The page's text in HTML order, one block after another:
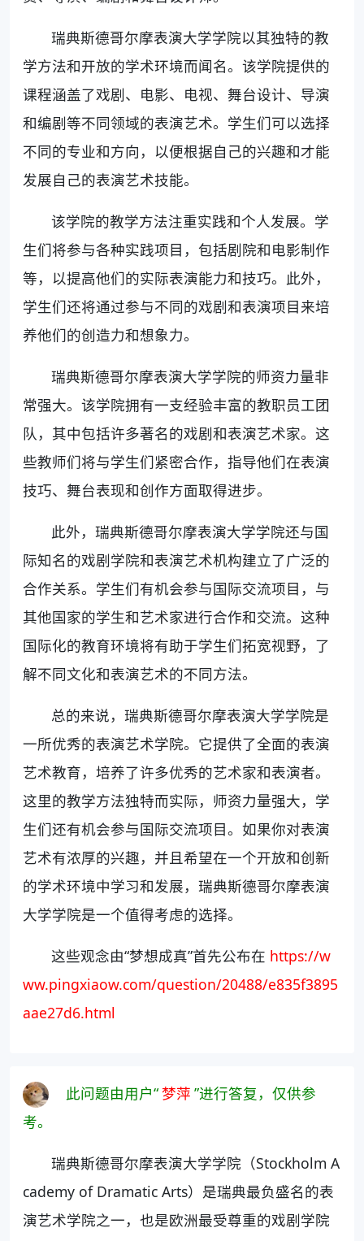
瑞典斯德哥尔摩表演大学学院以其独特的教
学方法和开放的学术环境而闻名。该学院提供的
课程涵盖了戏剧、电影、电视、舞台设计、导演
和编剧等不同领域的表演艺术。学生们可以选择
不同的专业和方向，以便根据自己的兴趣和才能
发展自己的表演艺术技能。
该学院的教学方法注重实践和个人发展。学
生们将参与各种实践项目，包括剧院和电影制作
等，以提高他们的实际表演能力和技巧。此外，
学生们还将通过参与不同的戏剧和表演项目来培
养他们的创造力和想象力。
瑞典斯德哥尔摩表演大学学院的师资力量非
常强大。该学院拥有一支经验丰富的教职员工团
队，其中包括许多著名的戏剧和表演艺术家。这
些教师们将与学生们紧密合作，指导他们在表演
技巧、舞台表现和创作方面取得进步。
此外，瑞典斯德哥尔摩表演大学学院还与国
际知名的戏剧学院和表演艺术机构建立了广泛的
合作关系。学生们有机会参与国际交流项目，与
其他国家的学生和艺术家进行合作和交流。这种
国际化的教育环境将有助于学生们拓宽视野，了
解不同文化和表演艺术的不同方法。
总的来说，瑞典斯德哥尔摩表演大学学院是
一所优秀的表演艺术学院。它提供了全面的表演
艺术教育，培养了许多优秀的艺术家和表演者。
这里的教学方法独特而实际，师资力量强大，学
生们还有机会参与国际交流项目。如果你对表演
艺术有浓厚的兴趣，并且希望在一个开放和创新
的学术环境中学习和发展，瑞典斯德哥尔摩表演
大学学院是一个值得考虑的选择。
这些观念由“梦想成真”首先公布在 https://w
ww.pingxiaow.com/question/20488/e835f3895
aae27d6.html
此问题由用户“梦萍 ”进行答复，仅供参
考。
瑞典斯德哥尔摩表演大学学院（Stockholm A
cademy of Dramatic Arts）是瑞典最负盛名的表
演艺术学院之一，也是欧洲最受尊重的戏剧学院